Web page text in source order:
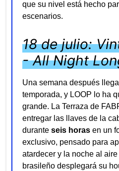
que su nivel está hecho
escenarios.
18 de julio:
- All Night
Una semana después
temporada, y LOOP lo ha
grande. La Terraza de
entregar las llaves de la
durante seis horas en un
exclusivo, pensado para
atardecer y la noche al
brasileño desplegará su